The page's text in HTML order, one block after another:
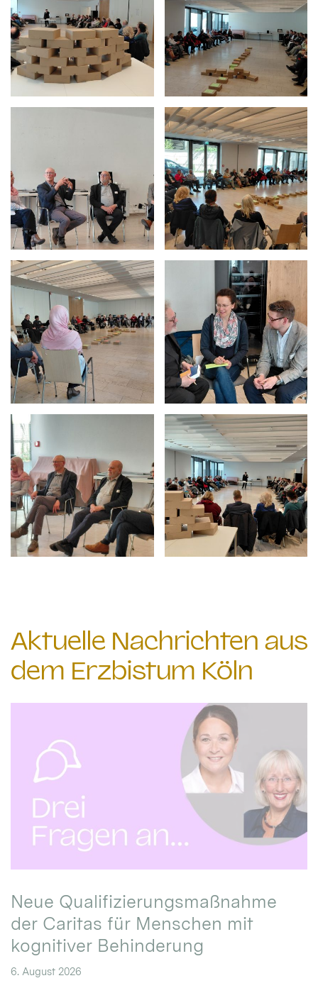
Aktuelle Nachrichten aus
dem Erzbistum Köln
Neue Qualifizierungsmaßnahme
der Caritas für Menschen mit
kognitiver Behinderung
6. August 2026